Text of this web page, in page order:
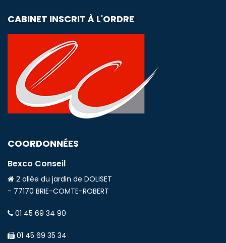
CABINET INSCRIT À L'ORDRE
COORDONNÉES
Bexco Conseil
2 allée du jardin de DOLISET
- 77170 BRIE-COMTE-ROBERT
01 45 69 34 90
01 45 69 35 34